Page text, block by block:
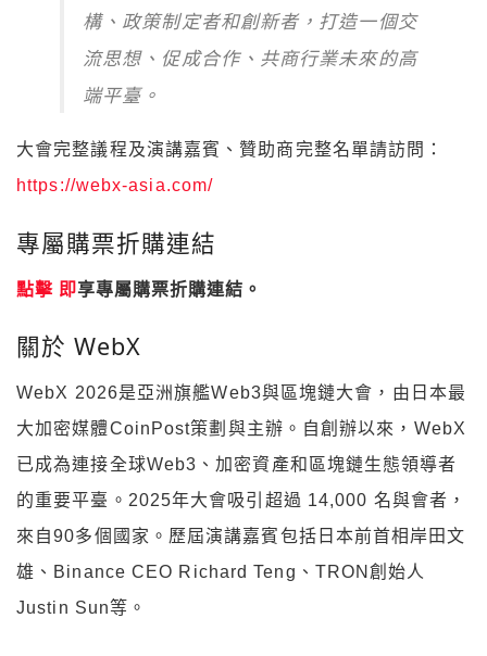
構、政策制定者和創新者，打造一個交
流思想、促成合作、共商行業未來的高
端平臺。
大會完整議程及演講嘉賓、贊助商完整名單請訪問：
https://webx-asia.com/
專屬購票折購連結
點擊 即享專屬購票折購連結。
關於 WebX
WebX 2026是亞洲旗艦Web3與區塊鏈大會，由日本最
大加密媒體CoinPost策劃與主辦。自創辦以來，WebX
已成為連接全球Web3、加密資產和區塊鏈生態領導者
的重要平臺。2025年大會吸引超過 14,000 名與會者，
來自90多個國家。歷屆演講嘉賓包括日本前首相岸田文
雄、Binance CEO Richard Teng、TRON創始人
Justin Sun等。